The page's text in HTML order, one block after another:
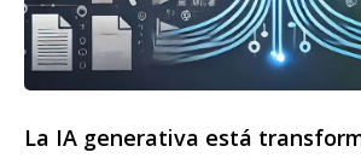
La IA generativa está